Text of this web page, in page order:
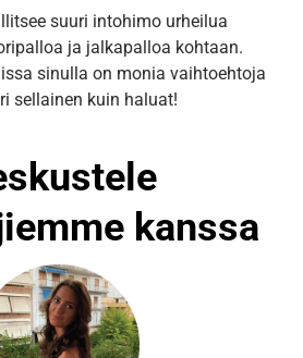
suuri intohimo urheilua
ja jalkapalloa kohtaan.
sinulla on monia vaihtoehtoja
sellainen kuin haluat!
kanssa